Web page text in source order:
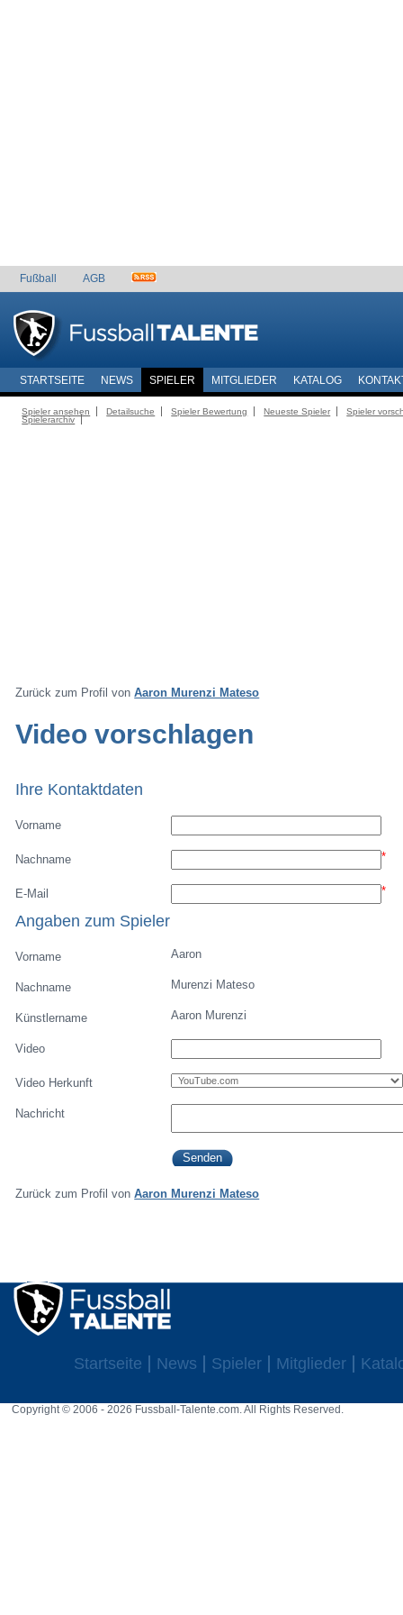
Fußball AGB
STARTSEITE NEWS SPIELER MITGLIEDER KATALOG
Spieler ansehen Detailsuche Spieler Bewertung Neueste Spieler
Spieler
Spielerarchiv
Zurück zum Profil vonAaron Murenzi Mateso
Video vorschlagen
Ihre Kontaktdaten
Vorname
Nachname *
E-Mail *
Angaben zum Spieler
Vorname Aaron
Nachname Murenzi Mateso
Künstlername Aaron Murenzi
Video
Video Herkunft
Nachricht
Zurück zum Profil vonAaron Murenzi Mateso
Startseite News Spieler Mitglieder
Copyright © 2006 - 2026 Fussball-Talente.com. All Rights Reserved.